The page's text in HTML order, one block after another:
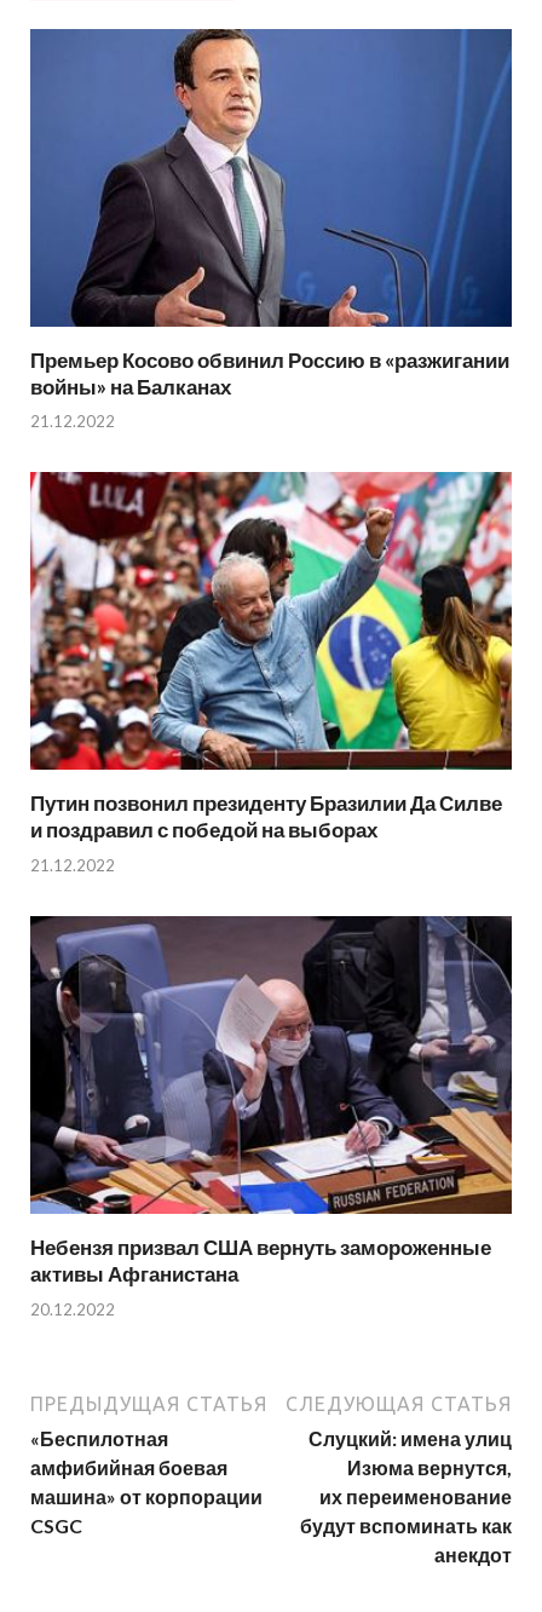
Премьер Косово обвинил Россию в «разжигании
войны» на Балканах
21.12.2022
Путин позвонил президенту Бразилии Да Силве
и поздравил с победой на выборах
21.12.2022
Небензя призвал США вернуть замороженные
активы Афганистана
20.12.2022
ПРЕДЫДУЩАЯ СТАТЬЯ
«Беспилотная
амфибийная боевая
машина» от корпорации
CSGC
СЛЕДУЮЩАЯ СТАТЬЯ
Слуцкий: имена улиц
Изюма вернутся,
их переименование
будут вспоминать как
анекдот